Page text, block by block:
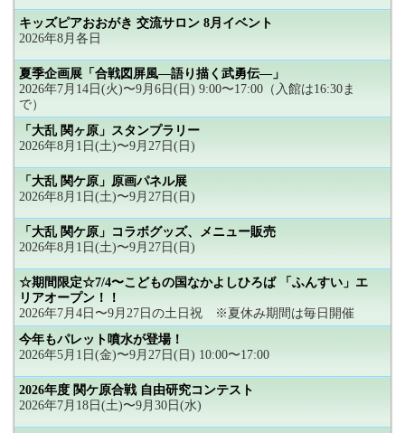
キッズピアおおがき 交流サロン 8月イベント
2026年8月各日
夏季企画展「合戦図屏風―語り描く武勇伝―」
2026年7月14日(火)〜9月6日(日) 9:00〜17:00（入館は16:30ま
で）
「大乱 関ヶ原」スタンプラリー
2026年8月1日(土)〜9月27日(日)
「大乱 関ケ原」原画パネル展
2026年8月1日(土)〜9月27日(日)
「大乱 関ケ原」コラボグッズ、メニュー販売
2026年8月1日(土)〜9月27日(日)
☆期間限定☆7/4〜こどもの国なかよしひろば 「ふんすい」エ
リアオープン！！
2026年7月4日〜9月27日の土日祝 ※夏休み期間は毎日開催
今年もパレット噴水が登場！
2026年5月1日(金)〜9月27日(日) 10:00〜17:00
2026年度 関ケ原合戦 自由研究コンテスト
2026年7月18日(土)〜9月30日(水)